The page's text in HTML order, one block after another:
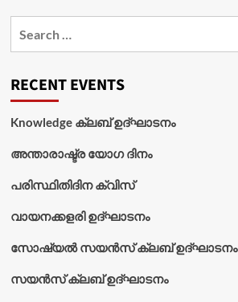
RECENT EVENTS
Knowledge ക്ലബ് ഉദ്‌ഘാടനം
അന്താരാഷ്ട്ര യോഗ ദിനം
പരിസ്ഥിതിദിന ക്വിസ്
വായനക്കളരി ഉദ്‌ഘാടനം
സോഷ്യൽ സയൻസ് ക്ലബ് ഉദ്‌ഘാടനം
സയൻസ് ക്ലബ് ഉദ്‌ഘാടനം